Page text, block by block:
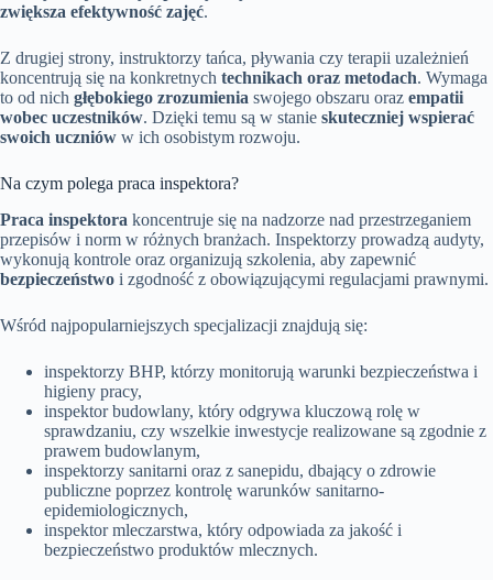
zwiększa efektywność zajęć.
Z drugiej strony, instruktorzy tańca, pływania czy terapii uzależnień
koncentrują się na konkretnych technikach oraz metodach. Wymaga
to od nich głębokiego zrozumienia swojego obszaru oraz empatii
wobec uczestników. Dzięki temu są w stanie skuteczniej wspierać
swoich uczniów w ich osobistym rozwoju.
Na czym polega praca inspektora?
Praca inspektora koncentruje się na nadzorze nad przestrzeganiem
przepisów i norm w różnych branżach. Inspektorzy prowadzą audyty,
wykonują kontrole oraz organizują szkolenia, aby zapewnić
bezpieczeństwo i zgodność z obowiązującymi regulacjami prawnymi.
Wśród najpopularniejszych specjalizacji znajdują się:
inspektorzy BHP, którzy monitorują warunki bezpieczeństwa i
higieny pracy,
inspektor budowlany, który odgrywa kluczową rolę w
sprawdzaniu, czy wszelkie inwestycje realizowane są zgodnie z
prawem budowlanym,
inspektorzy sanitarni oraz z sanepidu, dbający o zdrowie
publiczne poprzez kontrolę warunków sanitarno-
epidemiologicznych,
inspektor mleczarstwa, który odpowiada za jakość i
bezpieczeństwo produktów mlecznych.